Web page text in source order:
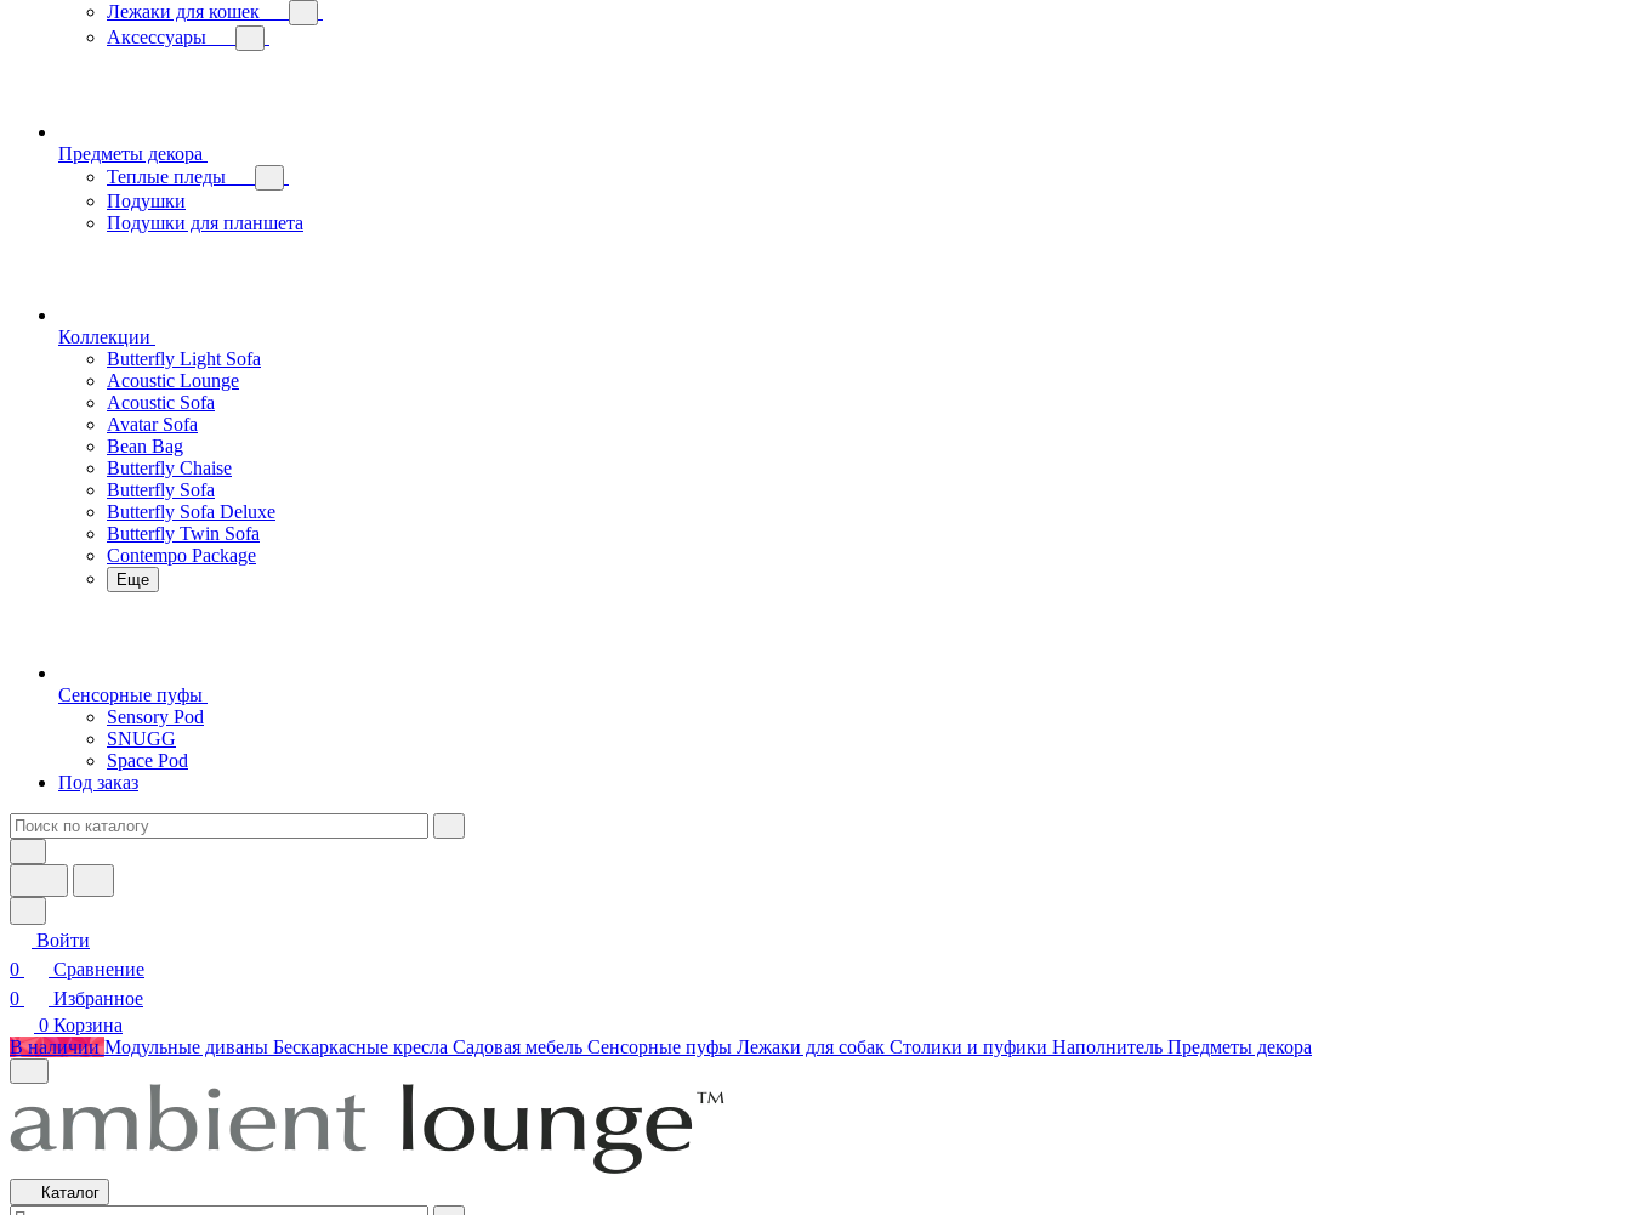
Лежаки для кошек
Аксессуары
Предметы декора
Теплые пледы
Подушки
Подушки для планшета
Коллекции
Butterfly Light Sofa
Acoustic Lounge
Acoustic Sofa
Avatar Sofa
Bean Bag
Butterfly Chaise
Butterfly Sofa
Butterfly Sofa Deluxe
Butterfly Twin Sofa
Contempo Package
Еще
Сенсорные пуфы
Sensory Pod
SNUGG
Space Pod
Под заказ
Войти
0
Сравнение
0
Избранное
0 Корзина
В наличии Модульные диваны Бескаркасные кресла Садовая мебель Сенсорные пуфы Лежаки для собак Столики и пуфики Наполнитель Предметы декора
Каталог